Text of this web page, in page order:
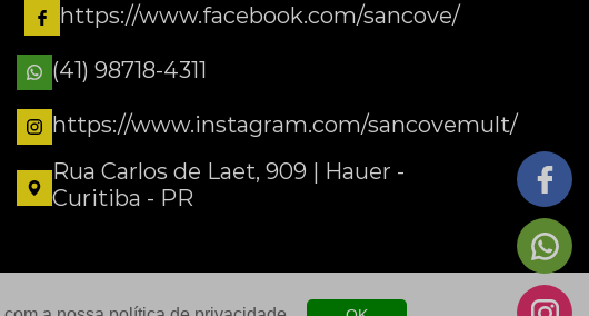
https://www.facebook.com/sancove/
(41) 98718-4311
https://www.instagram.com/sancovemult/
Rua Carlos de Laet, 909 | Hauer -
Curitiba - PR